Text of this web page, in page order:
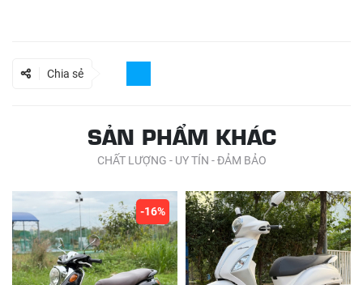
Chia sẻ
SẢN PHẨM KHÁC
CHẤT LƯỢNG - UY TÍN - ĐẢM BẢO
-16%